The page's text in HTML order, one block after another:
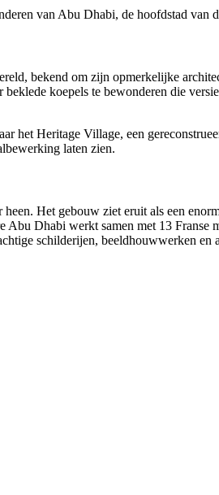
van Abu Dhabi, de hoofdstad van
bekend om zijn opmerkelijke
koepels te bewonderen die
het Heritage Village, een
laten zien.
Het gebouw ziet eruit als een
Dhabi werkt samen met 13 Franse
schilderijen, beeldhouwwerken en